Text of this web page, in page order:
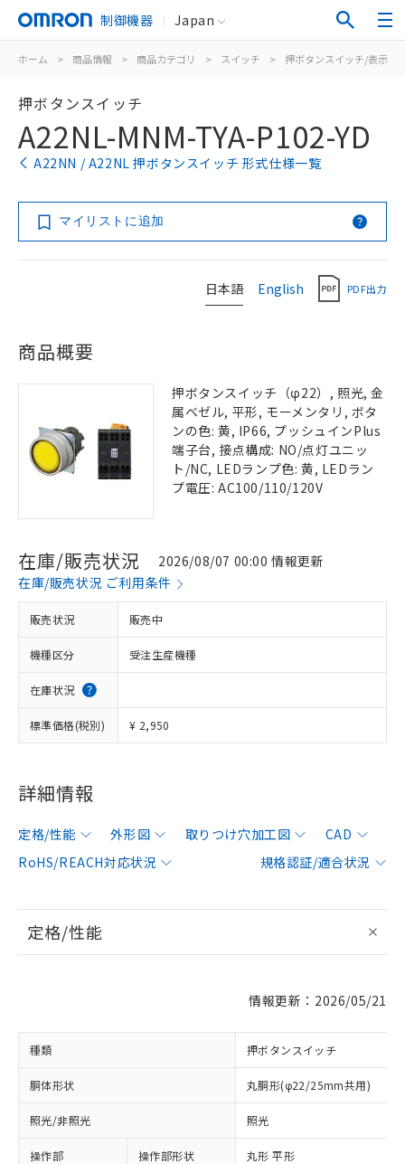
制御機器 Japan
ホーム > 商品情報 > 商品カテゴリ > スイッチ > 押ボタンスイッチ/表示灯
押ボタンスイッチ
A22NL-MNM-TYA-P102-YD
A22NN / A22NL 押ボタンスイッチ 形式仕様一覧
マイリストに追加
日本語 English PDF出力
商品概要
押ボタンスイッチ（φ22）, 照光, 金
属ベゼル, 平形, モーメンタリ, ボタ
ンの色: 黄, IP66, プッシュインPlus
端子台, 接点構成: NO/点灯ユニッ
ト/NC, LEDランプ色: 黄, LEDラン
プ電圧: AC100/110/120V
在庫/販売状況
2026/08/07 00:00 情報更新
在庫/販売状況 ご利用条件
販売状況 販売中
機種区分 受注生産機種
在庫状況
標準価格(税別) ¥ 2,950
詳細情報
定格/性能 外形図 取りつけ穴加工図
CAD
RoHS/REACH対応状況
規格認証/適合状況
定格/性能
情報更新：2026/05/21
種類 押ボタンスイッチ
胴体形状 丸胴形(φ22/25mm共用)
照光/非照光 照光
操作部 操作部形状 丸形 平形